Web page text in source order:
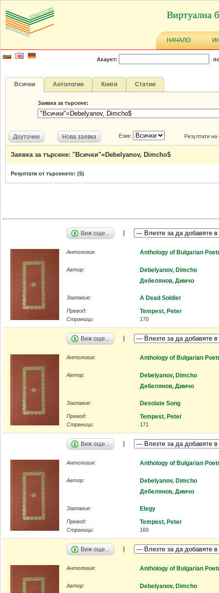
Виртуална
НАЧАЛО
Акаунт:
Всички Антологии Книги Статии
Заявка за търсене:
Доуточни Нова заявка Език: Резултати
Заявка за търсене: "Всички"=Debelyanov, Dimcho$
Резултати от търсенето: (5)
Виж още...
Антология: Anthology of Bulgarian
Автор:
Debelyanov, Dimcho
Дебелянов, Димчо
Заглавие: A Dead Soldier
Превод: Tempest, Peter
Страници: 170
Виж още...
Антология: Anthology of Bulgarian
Автор:
Debelyanov, Dimcho
Дебелянов, Димчо
Заглавие: Desolate Song
Превод: Tempest, Peter
Страници: 171
Виж още...
Антология: Anthology of Bulgarian
Автор:
Debelyanov, Dimcho
Дебелянов, Димчо
Заглавие: Elegy
Превод: Tempest, Peter
Страници: 169
Виж още...
Антология: Anthology of Bulgarian
Автор:
Debelyanov, Dimcho